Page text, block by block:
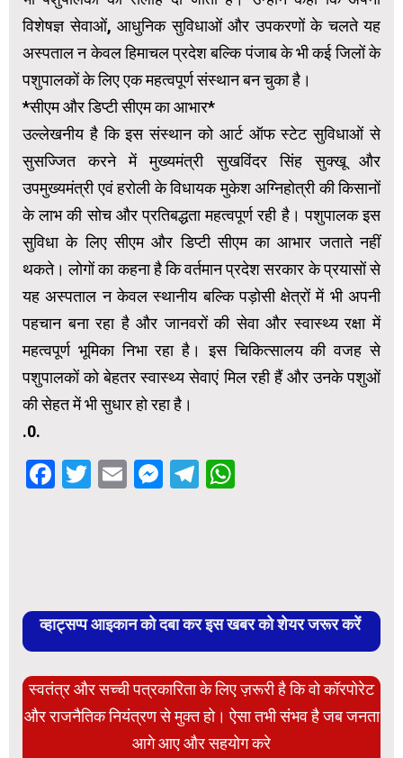
विशेषज्ञ सेवाओं, आधुनिक सुविधाओं और उपकरणों के चलते यह
अस्पताल न केवल हिमाचल प्रदेश बल्कि पंजाब के भी कई जिलों के
पशुपालकों के लिए एक महत्वपूर्ण संस्थान बन चुका है।
*सीएम और डिप्टी सीएम का आभार*
उल्लेखनीय है कि इस संस्थान को आर्ट ऑफ स्टेट सुविधाओं से
सुसज्जित करने में मुख्यमंत्री सुखविंदर सिंह सुक्खू और
उपमुख्यमंत्री एवं हरोली के विधायक मुकेश अग्निहोत्री की किसानों
के लाभ की सोच और प्रतिबद्धता महत्वपूर्ण रही है। पशुपालक इस
सुविधा के लिए सीएम और डिप्टी सीएम का आभार जताते नहीं
थकते। लोगों का कहना है कि वर्तमान प्रदेश सरकार के प्रयासों से
यह अस्पताल न केवल स्थानीय बल्कि पड़ोसी क्षेत्रों में भी अपनी
पहचान बना रहा है और जानवरों की सेवा और स्वास्थ्य रक्षा में
महत्वपूर्ण भूमिका निभा रहा है। इस चिकित्सालय की वजह से
पशुपालकों को बेहतर स्वास्थ्य सेवाएं मिल रही हैं और उनके पशुओं
की सेहत में भी सुधार हो रहा है।
.0.
Facebook
Twitter
EmailMessenger
Telegram
व्हाट्सप्प आइकान को दबा कर इस खबर को शेयर जरूर करें
स्वतंत्र और सच्ची पत्रकारिता के लिए ज़रूरी है कि वो कॉरपोरेट
और राजनैतिक नियंत्रण से मुक्त हो। ऐसा तभी संभव है जब जनता
आगे आए और सहयोग करे